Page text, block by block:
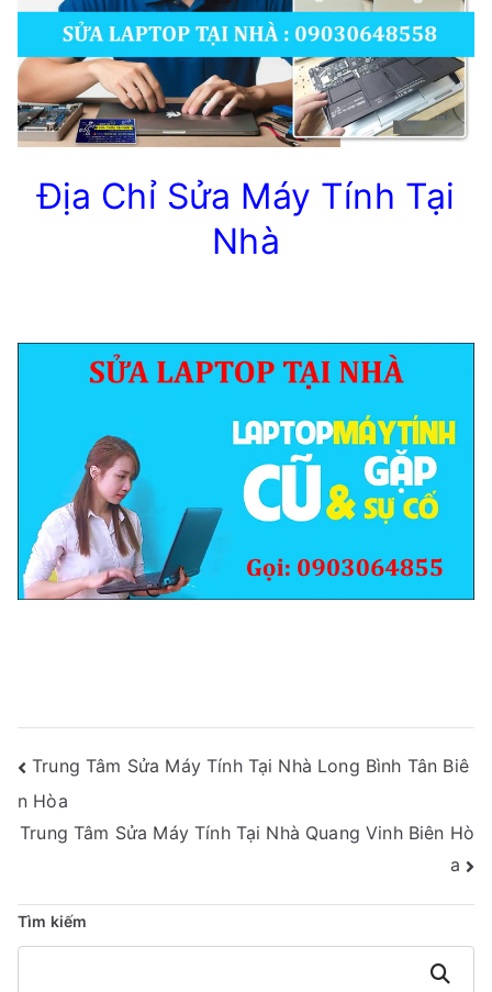
Địa Chỉ Sửa Máy Tính Tại
Nhà
Điều
Hướng
Bài
Trung Tâm Sửa Máy Tính Tại Nhà Long Bình Tân Biê
n Hòa
Trung Tâm Sửa Máy Tính Tại Nhà Quang Vinh Biên Hò
a
Tìm kiếm
Tìm
kiếm